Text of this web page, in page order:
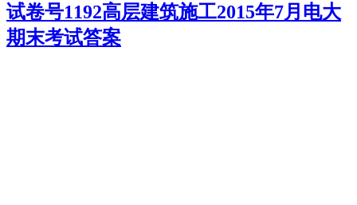
试卷号1192高层建筑施工2015年7月电大
期末考试答案